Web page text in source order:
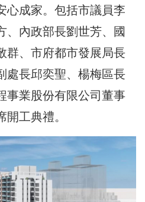
心成家。包括市議員李
、內政部長劉世芳、國
群、市府都市發展局長
處長邱奕聖、楊梅區長
事業股份有限公司董事
工典禮。